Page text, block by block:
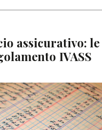
assicurativo: le
IVASS